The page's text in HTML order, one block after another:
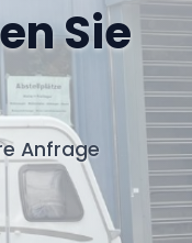
Sie
Anfrage